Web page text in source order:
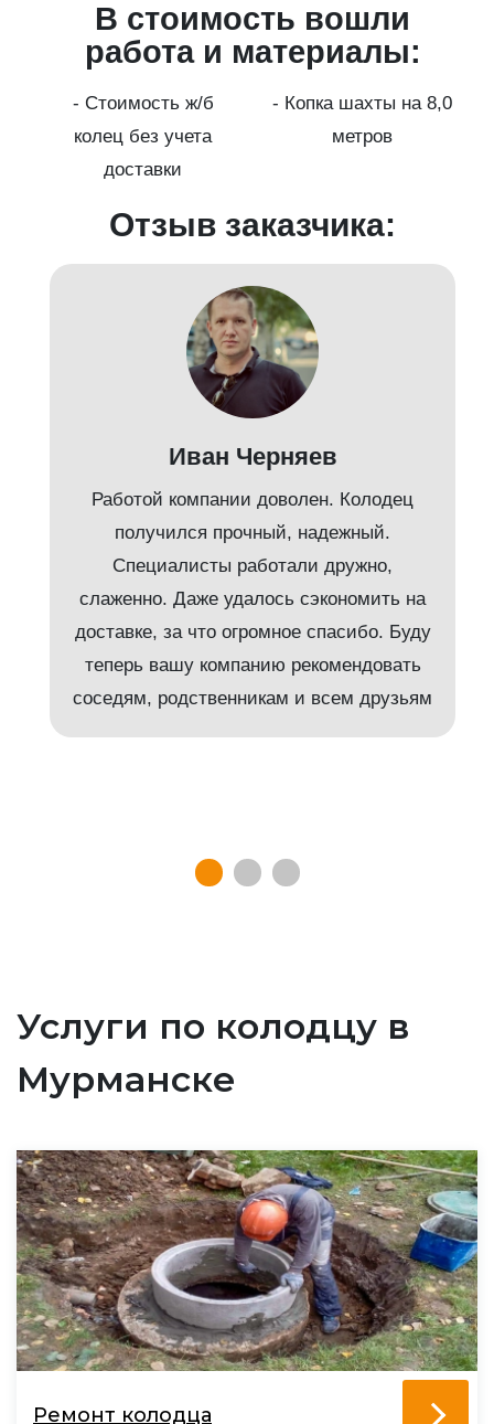
В стоимость вошли
работа и материалы:
- Стоимость ж/б
колец без учета
доставки
- Копка шахты на 8,0
метров
Отзыв заказчика:
Иван Черняев
Работой компании доволен. Колодец
получился прочный, надежный.
Специалисты работали дружно,
слаженно. Даже удалось сэкономить на
доставке, за что огромное спасибо. Буду
теперь вашу компанию рекомендовать
соседям, родственникам и всем друзьям
Услуги по колодцу в
Мурманске
Ремонт колодца